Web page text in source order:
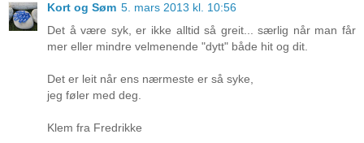
Kort og Søm 5. mars 2013 kl. 10:56
Det å være syk, er ikke alltid så greit... særlig når man får
mer eller mindre velmenende "dytt" både hit og dit.
Det er leit når ens nærmeste er så syke,
jeg føler med deg.
Klem fra Fredrikke